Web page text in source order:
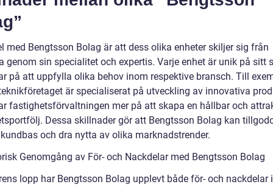
med Bengtsson Bolag är att dess olika enheter skiljer sig från
genom sin specialitet och expertis. Varje enhet är unik på sitt
på att uppfylla olika behov inom respektive bransch. Till
är specialiserat på utveckling av innovativa
fastighetsförvaltningen mer på att skapa en hållbar och
Dessa skillnader gör att Bengtsson Bolag kan
och dra nytta av olika marknadstrender.
Genomgång av För- och Nackdelar med Bengtsson Bolag
lopp har Bengtsson Bolag upplevt både för- och nackdelar